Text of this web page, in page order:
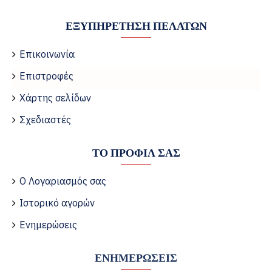
ΕΞΥΠΗΡΈΤΗΣΗ ΠΕΛΑΤΏΝ
Επικοινωνία
Επιστροφές
Χάρτης σελίδων
Σχεδιαστές
ΤΟ ΠΡΟΦΊΛ ΣΑΣ
Ο Λογαριασμός σας
Ιστορικό αγορών
Ενημερώσεις
ΕΝΗΜΕΡΏΣΕΙΣ